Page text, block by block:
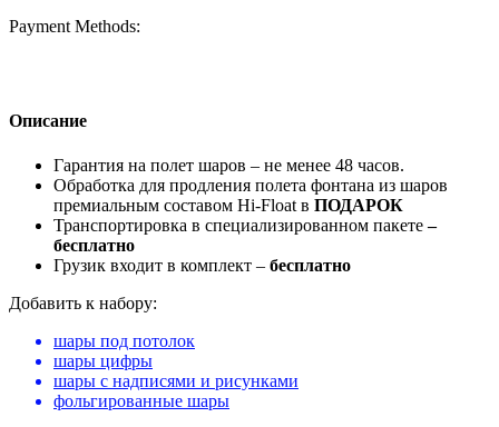
Payment Methods:
Описание
Гарантия на полет шаров – не менее 48 часов.
Обработка для продления полета фонтана из шаров
премиальным составом Hi-Float в ПОДАРОК
Транспортировка в специализированном пакете–
бесплатно
Грузик входит в комплект – бесплатно
Добавить к набору:
шары под потолок
шары цифры
шары с надписями и рисунками
фольгированные шары